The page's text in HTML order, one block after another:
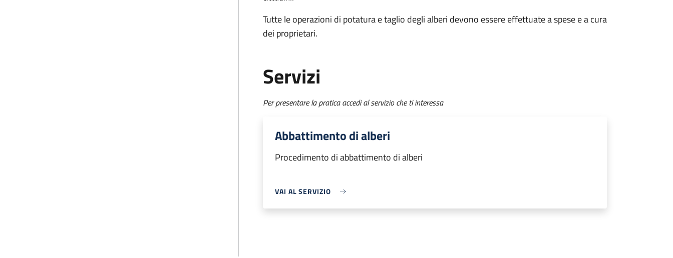
Tutte le operazioni di potatura e taglio degli alberi devono essere effettuate a spese e a cura
dei proprietari.
Servizi
Per presentare la pratica accedi al servizio che ti interessa
Abbattimento di alberi
Procedimento di abbattimento di alberi
VAI AL SERVIZIO